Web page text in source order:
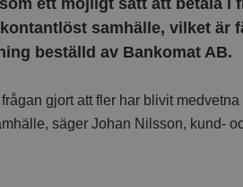
ett möjligt sätt att betala i
samhälle, vilket är
beställd av Bankomat AB.
gjort att fler har blivit
säger Johan Nilsson, kund-